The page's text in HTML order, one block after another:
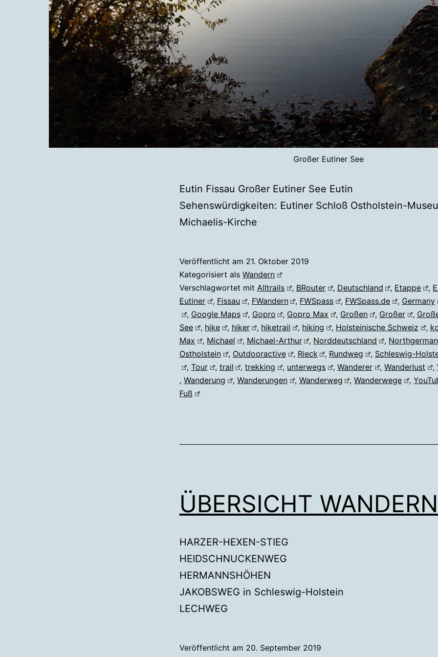
Großer Eutiner See
Eutin Fissau Großer Eutiner See Eutin
Sehenswürdigkeiten: Eutiner Schloß Ostholstein-
Michaelis-Kirche
Veröffentlicht am 21. Oktober 2019
Kategorisiert als Wandern
Verschlagwortet mit Alltrails , BRouter , Deutschland , Etappe ,
Eutiner
, Fissau , FWandern , FWSpass , FWSpass.de , Germany
, Google Maps , Gopro , Gopro Max , Großen , Großer ,
See
, hike , hiker , hiketrail , hiking , Holsteinische Schweiz ,
Max
, Michael , Michael-Arthur , Norddeutschland ,
Ostholstein
, Outdooractive , Rieck , Rundweg , Schleswig-
, Tour , trail ,trekking , unterwegs , Wanderer , Wanderlust ,
, Wanderung , Wanderungen , Wanderweg ,Wanderwege ,
Fuß
ÜBERSICHT WANDERN
HARZER-HEXEN-STIEG
HEIDSCHNUCKENWEG
HERMANNSHÖHEN
JAKOBSWEG in Schleswig-Holstein
LECHWEG
Veröffentlicht am 20. September 2019